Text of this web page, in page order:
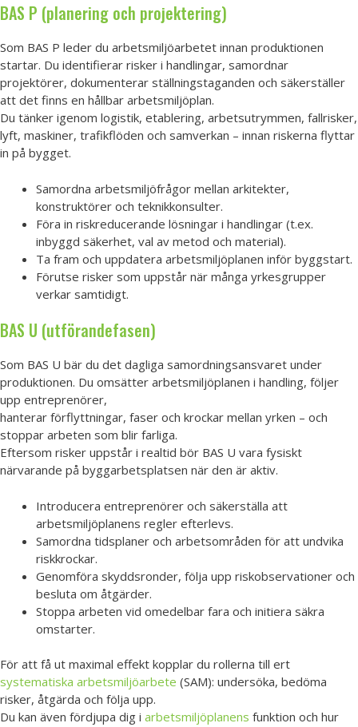
BAS P (planering och projektering)
Som BAS P leder du arbetsmiljöarbetet innan produktionen
startar. Du identifierar risker i handlingar, samordnar
projektörer, dokumenterar ställningstaganden och säkerställer
att det finns en hållbar arbetsmiljöplan.
Du tänker igenom logistik, etablering, arbetsutrymmen, fallrisker,
lyft, maskiner, trafikflöden och samverkan – innan riskerna flyttar
in på bygget.
Samordna arbetsmiljöfrågor mellan arkitekter,
konstruktörer och teknikkonsulter.
Föra in riskreducerande lösningar i handlingar (t.ex.
inbyggd säkerhet, val av metod och material).
Ta fram och uppdatera arbetsmiljöplanen inför byggstart.
Förutse risker som uppstår när många yrkesgrupper
verkar samtidigt.
BAS U (utförandefasen)
Som BAS U bär du det dagliga samordningsansvaret under
produktionen. Du omsätter arbetsmiljöplanen i handling, följer
upp entreprenörer,
hanterar förflyttningar, faser och krockar mellan yrken – och
stoppar arbeten som blir farliga.
Eftersom risker uppstår i realtid bör BAS U vara fysiskt
närvarande på byggarbetsplatsen när den är aktiv.
Introducera entreprenörer och säkerställa att
arbetsmiljöplanens regler efterlevs.
Samordna tidsplaner och arbetsområden för att undvika
riskkrockar.
Genomföra skyddsronder, följa upp riskobservationer och
besluta om åtgärder.
Stoppa arbeten vid omedelbar fara och initiera säkra
omstarter.
För att få ut maximal effekt kopplar du rollerna till ert
systematiska arbetsmiljöarbete (SAM): undersöka, bedöma
risker, åtgärda och följa upp.
Du kan även fördjupa dig i arbetsmiljöplanens funktion och hur